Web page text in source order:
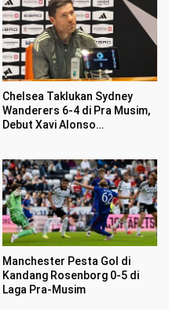
Chelsea Taklukan Sydney
Wanderers 6-4 di Pra Musim,
Debut Xavi Alonso
Manchester Pesta Gol di
Kandang Rosenborg 0-5 di
Laga Pra-Musim